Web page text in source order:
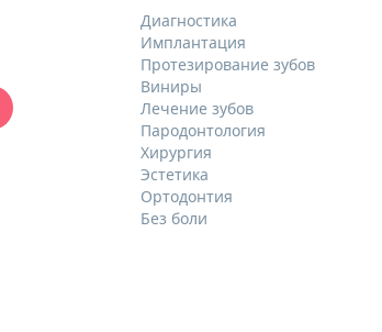
Диагностика
Имплантация
Протезирование зубов
Виниры
Лечение зубов
Пародонтология
Хирургия
Эстетика
Ортодонтия
Без боли